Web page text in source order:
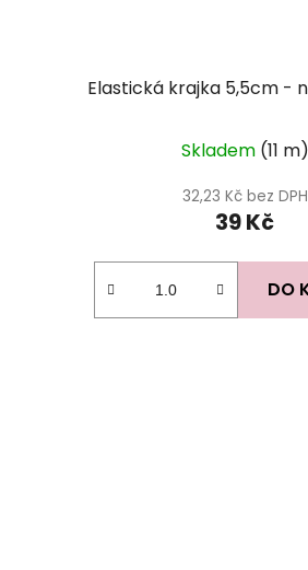
Elastická krajka 5,5cm -
Skladem (11 m)
32,23 Kč bez DPH
39 Kč
DO